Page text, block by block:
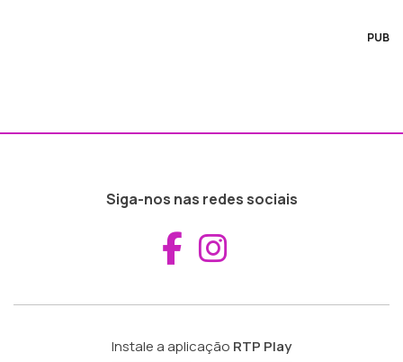
PUB
Siga-nos nas redes sociais
Aceder ao
Instale a aplicação RTP Play